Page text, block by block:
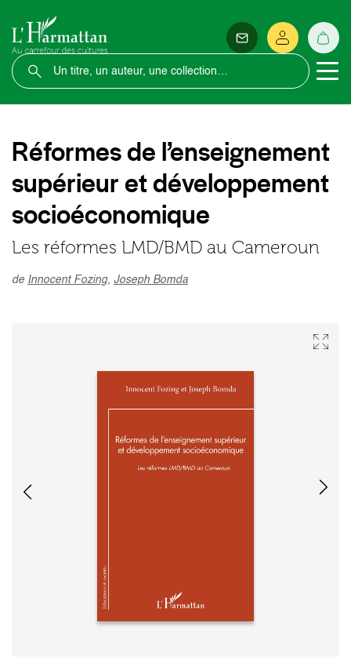
Réformes de l’enseignement
supérieur et développement
socioéconomique
Les réformes LMD/BMD au Cameroun
de Innocent Fozing, Joseph Bomda